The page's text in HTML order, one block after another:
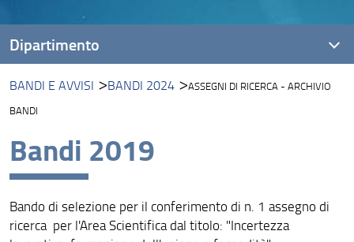
BANDI E AVVISI BANDI 2024
ASSEGNI DI RICERCA - ARCHIVIO
BANDI
Bandi 2019
Bando di selezione per il conferimento di n. 1 assegno di
ricerca per l'Area Scientifica dal titolo: "Incertezza
Dipartimento
Presentazione
Visione
Organizzazione